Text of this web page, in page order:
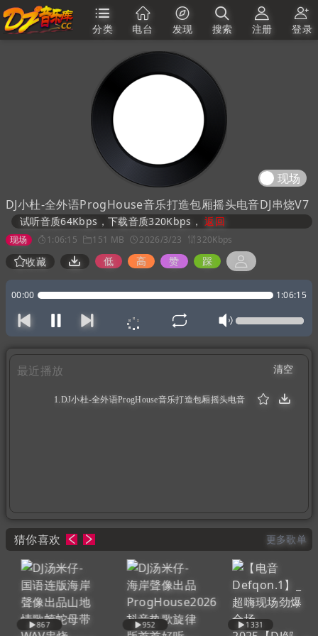
分类 电台 发现 搜索 注册 登录
现场
DJ小杜-全外语ProgHouse音乐打造包厢摇头电音DJ串烧V7
试听音质64Kbps，下载音质320Kbps，返回
现场 1:06:15 151 MB 2026/3/23 320Kbps
收藏 低 高 赞 踩
00:00 1:06:15
最近播放 清空
1.DJ小杜-全外语ProgHouse音乐打造包厢摇头电音
猜你喜欢 更多歌单
867 952 1331